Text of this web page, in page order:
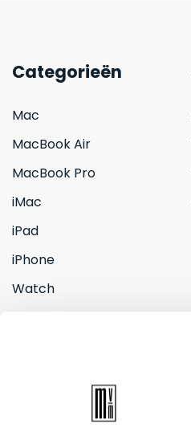
Categorieën
Mac
MacBook Air
MacBook Pro
iMac
iPad
iPhone
Watch